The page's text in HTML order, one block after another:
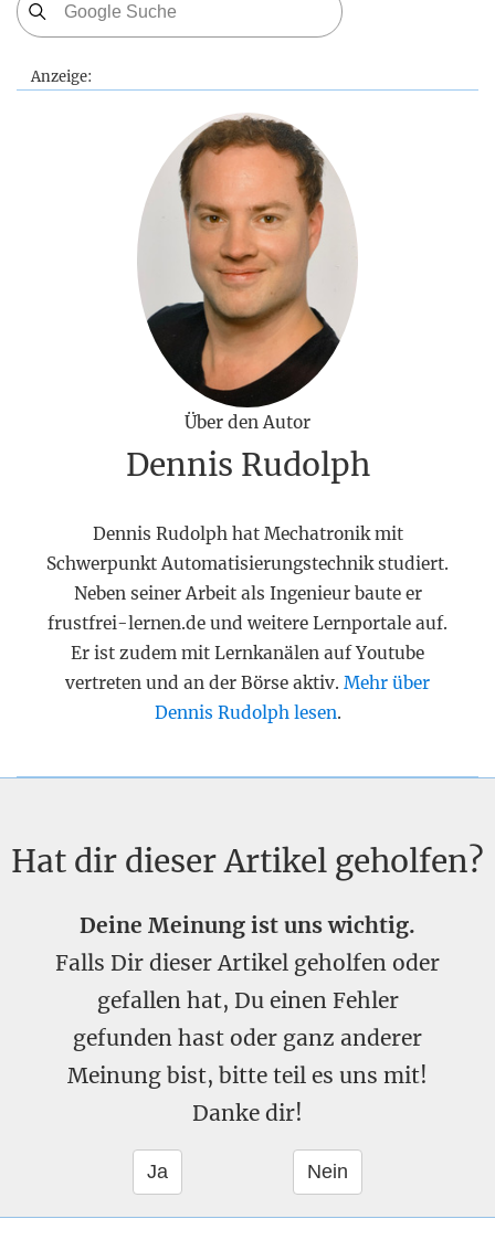
Anzeige:
Über den Autor
Dennis Rudolph
Dennis Rudolph hat Mechatronik mit
Schwerpunkt Automatisierungstechnik studiert.
Neben seiner Arbeit als Ingenieur baute er
frustfrei-lernen.de und weitere Lernportale auf.
Er ist zudem mit Lernkanälen auf Youtube
vertreten und an der Börse aktiv. Mehr über
Dennis Rudolph lesen.
Hat dir dieser Artikel geholfen?
Deine Meinung ist uns wichtig.
Falls Dir dieser Artikel geholfen oder
gefallen hat, Du einen Fehler
gefunden hast oder ganz anderer
Meinung bist, bitte teil es uns mit!
Danke dir!